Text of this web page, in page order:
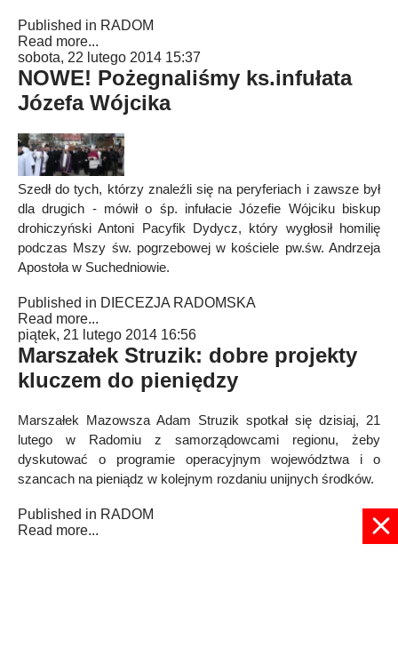
Published in RADOM
Read more...
sobota, 22 lutego 2014 15:37
NOWE! Pożegnaliśmy ks.infułata
Józefa Wójcika
Szedł do tych, którzy znaleźli się na peryferiach i zawsze był
dla drugich - mówił o śp. infułacie Józefie Wójciku biskup
drohiczyński Antoni Pacyfik Dydycz, który wygłosił homilię
podczas Mszy św. pogrzebowej w kościele pw.św. Andrzeja
Apostoła w Suchedniowie.
Published in DIECEZJA RADOMSKA
Read more...
piątek, 21 lutego 2014 16:56
Marszałek Struzik: dobre projekty
kluczem do pieniędzy
Marszałek Mazowsza Adam Struzik spotkał się dzisiaj, 21
lutego w Radomiu z samorządowcami regionu, żeby
dyskutować o programie operacyjnym województwa i o
szancach na pieniądz w kolejnym rozdaniu unijnych środków.
Published in RADOM
Read more...